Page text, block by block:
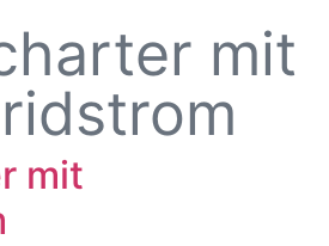
mit
mit